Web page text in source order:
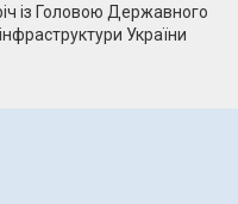
із Головою Державного
України